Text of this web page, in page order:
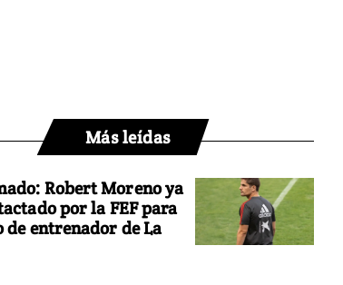
Más leídas
Robert Moreno ya
por la FEF para
de entrenador de La